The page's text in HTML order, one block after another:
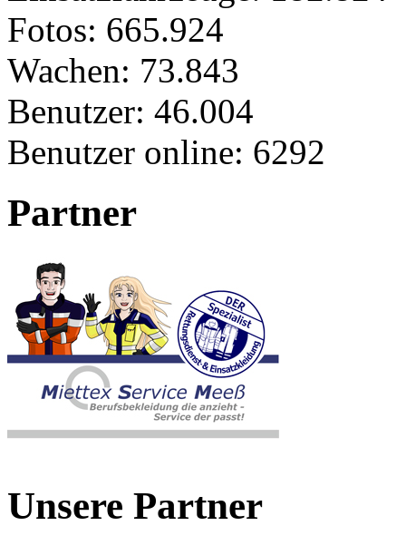
Fotos: 665.924
Wachen: 73.843
Benutzer: 46.004
Benutzer online: 6292
Partner
Unsere Partner